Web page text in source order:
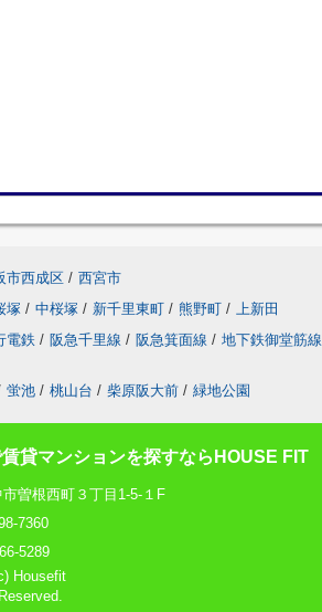
市西成区 / 西宮市
塚 / 中桜塚 / 新千里東町 / 熊野町 / 上新田
電鉄 / 阪急千里線 / 阪急箕面線 / 地下鉄御堂筋線
蛍池 / 桃山台 / 柴原阪大前 / 緑地公園
貸マンションを探すならHOUSE FIT
曽根西町３丁目1-5-１F
7360
5289
Housefit